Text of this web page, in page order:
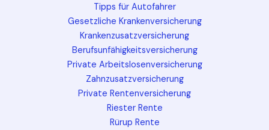
Tipps für Autofahrer
Gesetzliche Krankenversicherung
Krankenzusatzversicherung
Berufsunfähigkeitsversicherung
Private Arbeitslosenversicherung
Zahnzusatzversicherung
Private Rentenversicherung
Riester Rente
Rürup Rente